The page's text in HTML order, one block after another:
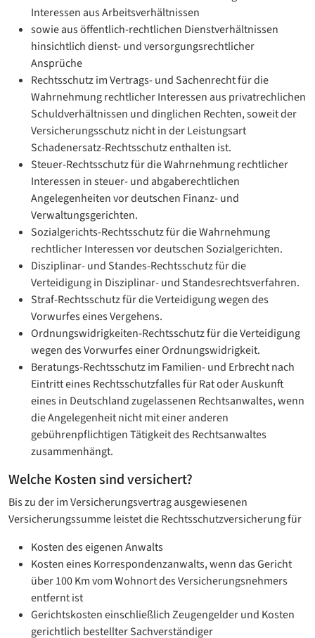
Interessen aus Arbeitsverhältnissen
sowie aus öffentlich-rechtlichen Dienstverhältnissen
hinsichtlich dienst- und versorgungsrechtlicher
Ansprüche
Rechtsschutz im Vertrags- und Sachenrecht für die
Wahrnehmung rechtlicher Interessen aus privatrechlichen
Schuldverhältnissen und dinglichen Rechten, soweit der
Versicherungsschutz nicht in der Leistungsart
Schadenersatz-Rechtsschutz enthalten ist.
Steuer-Rechtsschutz für die Wahrnehmung rechtlicher
Interessen in steuer- und abgaberechtlichen
Angelegenheiten vor deutschen Finanz- und
Verwaltungsgerichten.
Sozialgerichts-Rechtsschutz für die Wahrnehmung
rechtlicher Interessen vor deutschen Sozialgerichten.
Disziplinar- und Standes-Rechtsschutz für die
Verteidigung in Disziplinar- und Standesrechtsverfahren.
Straf-Rechtsschutz für die Verteidigung wegen des
Vorwurfes eines Vergehens.
Ordnungswidrigkeiten-Rechtsschutz für die Verteidigung
wegen des Vorwurfes einer Ordnungswidrigkeit.
Beratungs-Rechtsschutz im Familien- und Erbrecht nach
Eintritt eines Rechtsschutzfalles für Rat oder Auskunft
eines in Deutschland zugelassenen Rechtsanwaltes, wenn
die Angelegenheit nicht mit einer anderen
gebührenpflichtigen Tätigkeit des Rechtsanwaltes
zusammenhängt.
Welche Kosten sind versichert?
Bis zu der im Versicherungsvertrag ausgewiesenen
Versicherungssumme leistet die Rechtsschutzversicherung für
Kosten des eigenen Anwalts
Kosten eines Korrespondenzanwalts, wenn das Gericht
über 100 Km vom Wohnort des Versicherungsnehmers
entfernt ist
Gerichtskosten einschließlich Zeugengelder und Kosten
gerichtlich bestellter Sachverständiger